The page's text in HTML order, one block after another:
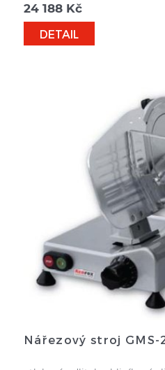
24 188 Kč
DETAIL
Nářezový stroj GMS-